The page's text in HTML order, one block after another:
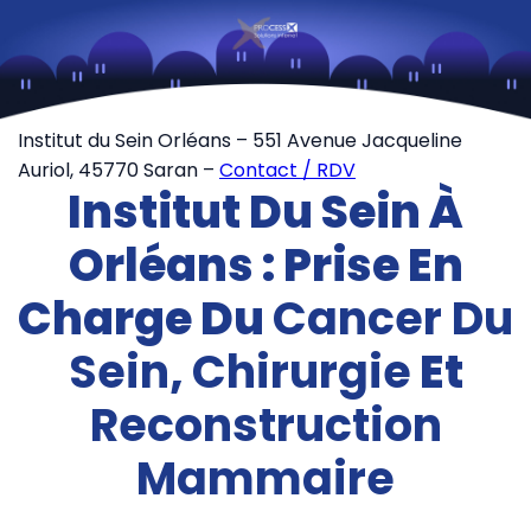
Institut du Sein Orléans – 551 Avenue Jacqueline
Auriol, 45770 Saran – Contact / RDV
Institut Du Sein À
Orléans : Prise En
Charge DuCancer Du
Sein,ChirurgieEt
Reconstruction
Mammaire